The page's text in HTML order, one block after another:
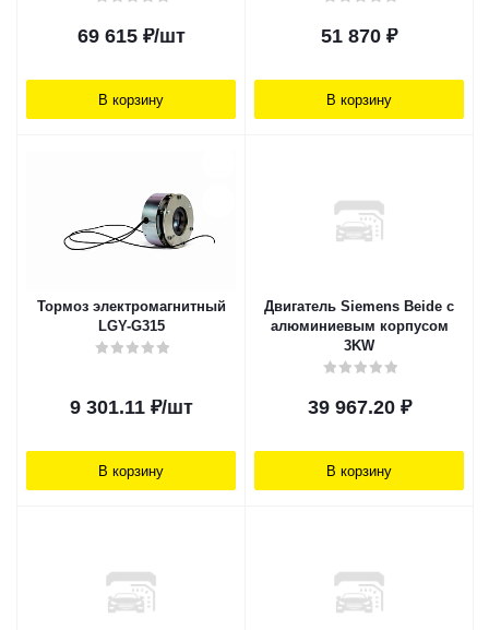
69 615₽/шт
В корзину
51 870 ₽
В корзину
Тормоз электромагнитный
LGY-G315
9 301.11₽/шт
В корзину
Двигатель Siemens Beide с
алюминиевым корпусом
3KW
39 967.20₽
В корзину